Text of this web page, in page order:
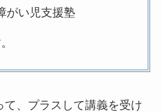
がい児支援塾
て、プラスして講義を受け